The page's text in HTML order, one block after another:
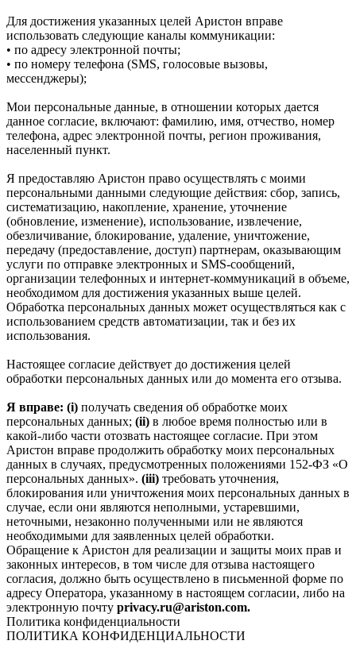
Для достижения указанных целей Аристон вправе
использовать следующие каналы коммуникации:
• по адресу электронной почты;
• по номеру телефона (SMS, голосовые вызовы,
мессенджеры);
Мои персональные данные, в отношении которых дается
данное согласие, включают: фамилию, имя, отчество, номер
телефона, адрес электронной почты, регион проживания,
населенный пункт.
Я предоставляю Аристон право осуществлять с моими
персональными данными следующие действия: сбор, запись,
систематизацию, накопление, хранение, уточнение
(обновление, изменение), использование, извлечение,
обезличивание, блокирование, удаление, уничтожение,
передачу (предоставление, доступ) партнерам, оказывающим
услуги по отправке электронных и SMS‑сообщений,
организации телефонных и интернет‑коммуникаций в объеме,
необходимом для достижения указанных выше целей.
Обработка персональных данных может осуществляться как с
использованием средств автоматизации, так и без их
использования.
Настоящее согласие действует до достижения целей
обработки персональных данных или до момента его отзыва.
Я вправе: (i) получать сведения об обработке моих
персональных данных; (ii) в любое время полностью или в
какой-либо части отозвать настоящее согласие. При этом
Аристон вправе продолжить обработку моих персональных
данных в случаях, предусмотренных положениями 152-ФЗ «О
персональных данных». (iii) требовать уточнения,
блокирования или уничтожения моих персональных данных в
случае, если они являются неполными, устаревшими,
неточными, незаконно полученными или не являются
необходимыми для заявленных целей обработки.
Обращение к Аристон для реализации и защиты моих прав и
законных интересов, в том числе для отзыва настоящего
согласия, должно быть осуществлено в письменной форме по
адресу Оператора, указанному в настоящем согласии, либо на
электронную почту privacy.ru@ariston.com.
Политика конфиденциальности
ПОЛИТИКА КОНФИДЕНЦИАЛЬНОСТИ